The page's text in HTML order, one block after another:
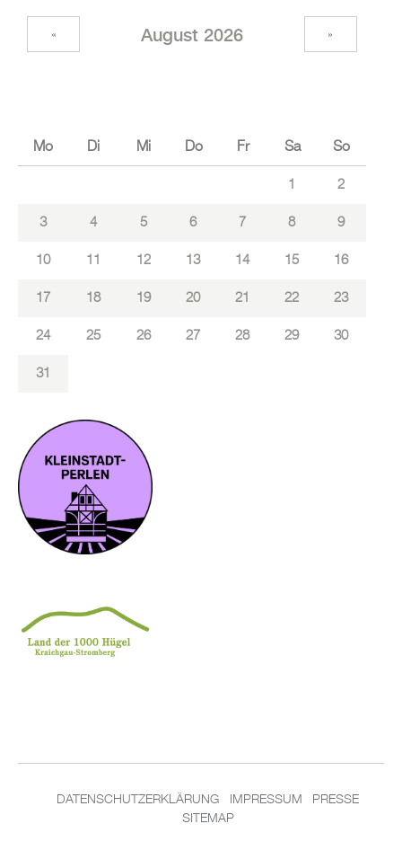
August 2026
« »
Mo Di Mi Do Fr Sa So
1 2
3 4 5 6 7 8 9
10 11 12 13 14 15 16
17 18 19 20 21 22 23
24 25 26 27 28 29 30
31
DATENSCHUTZERKLÄRUNG IMPRESSUM
PRESSE
SITEMAP